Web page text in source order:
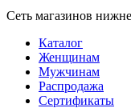
Сеть магазинов
Каталог
Женщинам
Мужчинам
Распродажа
Сертификаты